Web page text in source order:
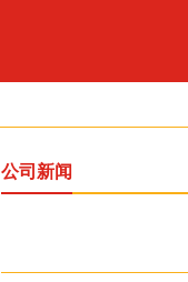
公司新闻